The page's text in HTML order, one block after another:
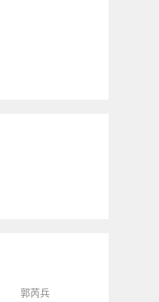
室 郭芮兵